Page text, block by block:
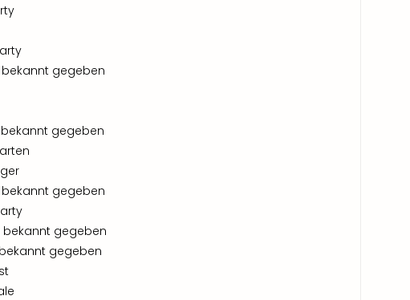
bekannt gegeben
bekannt gegeben
bekannt gegeben
bekannt gegeben
gegeben